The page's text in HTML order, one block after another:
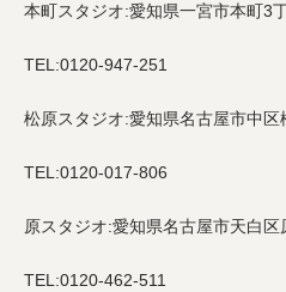
本町スタジオ:愛知県一宮市本町3
TEL:0120-947-251
松原スタジオ:愛知県名古屋市中
TEL:0120-017-806
原スタジオ:愛知県名古屋市天白
TEL:0120-462-511